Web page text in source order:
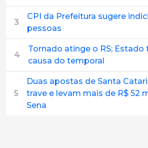
3
CPI da Prefeitura sugere
pessoas
4
Tornado atinge o RS;
causa do temporal
5
Duas apostas de Santa
trave e levam mais de R$ 52
Sena